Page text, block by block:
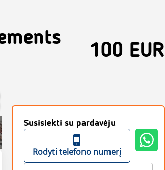
100 EUR
Susisiekti su pardavėju
Rodyti telefono numerį